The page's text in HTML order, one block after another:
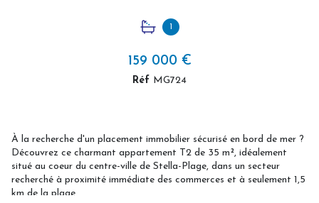
1
159 000 €
Réf MG724
À la recherche d'un placement immobilier sécurisé en bord de mer ?
Découvrez ce charmant appartement T2 de 35 m², idéalement
situé au coeur du centre-ville de Stella-Plage, dans un secteur
recherché à proximité immédiate des commerces et à seulement 1,5
km de la plage.